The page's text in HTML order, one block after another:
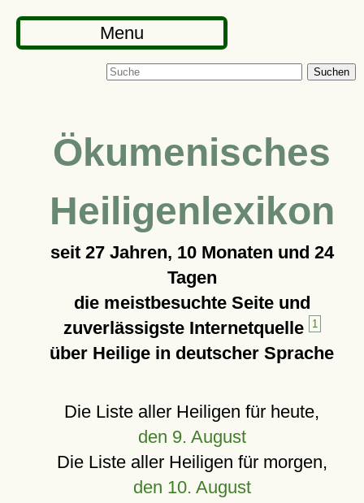
Menu
Suchen
Ökumenisches
Heiligenlexikon
seit 27 Jahren, 10 Monaten und 24
Tagen
die meistbesuchte Seite und
zuverlässigste Internetquelle
1
über Heilige in deutscher Sprache
Die Liste aller Heiligen für heute,
den 9. August
Die Liste aller Heiligen für morgen,
den 10. August